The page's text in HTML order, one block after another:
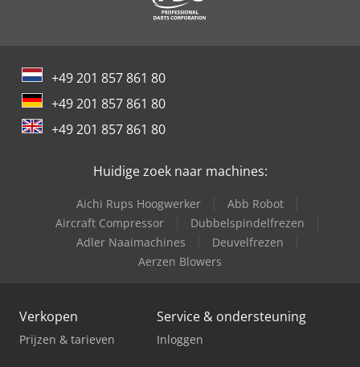
Knegt 22 Pk
Knegt Wb 120
+49 201 857 861 80
+49 201 857 861 80
+49 201 857 861 80
Huidige zoek naar machines:
Aichi Rups Hoogwerker
Abb Robot
Aircraft Compressor
Dubbelspindelfrezen
Adler Naaimachines
Deuvelfrezen
Aerzen Blowers
Verkopen
Prijzen & tarieven
Service & ondersteuning
Inloggen